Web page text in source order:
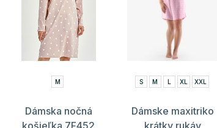
M
Dámska nočná
S M L XL XXL
Dámske maxitriko